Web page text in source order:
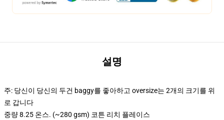
설명
주: 당신이 당신의 두건 baggy를 좋아하고 oversize는 2개의 크기를 위
로 갑니다
중량 8.25 온스. (~280 gsm) 코튼 리치 플레이스